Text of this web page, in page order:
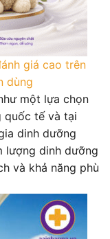
giá cao trên
dùng
một lựa chọn
quốc tế và tại
dinh dưỡng
lượng dinh dưỡng
và khả năng phù